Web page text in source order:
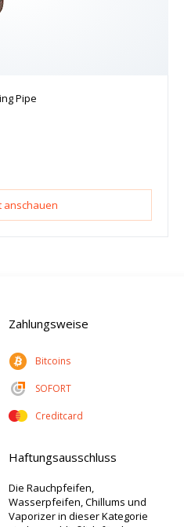
Pipe
anschauen
Zahlungsweise
Bitcoins
SOFORT
Creditcard
Haftungsausschluss
Die Rauchpfeifen,
Wasserpfeifen, Chillums und
Vaporizer in dieser Kategorie